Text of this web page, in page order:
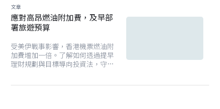
力。
文章
應對高昂燃油附加費，及早部
署旅遊預算
受美伊戰事影響，香港機票燃油附
加費增加一倍。了解如何透過提早
理財規劃與目標導向投資法，守住